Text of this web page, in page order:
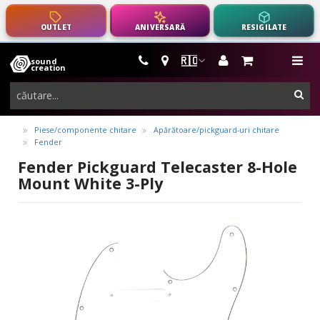
OUTLET ANIVERSARĂ RESIGILATE
🇷🇴
sound
creation
instrumente
muzicale,
echipamente
pro-
audio
Piese/componente chitare
Apărătoare/pickguard-uri chitare
Fender
Fender Pickguard Telecaster 8-Hole
Mount White 3-Ply